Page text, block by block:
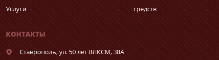
Услуги
средств
КОНТАКТЫ
Ставрополь,ул. 50 лет ВЛКСМ, 38А